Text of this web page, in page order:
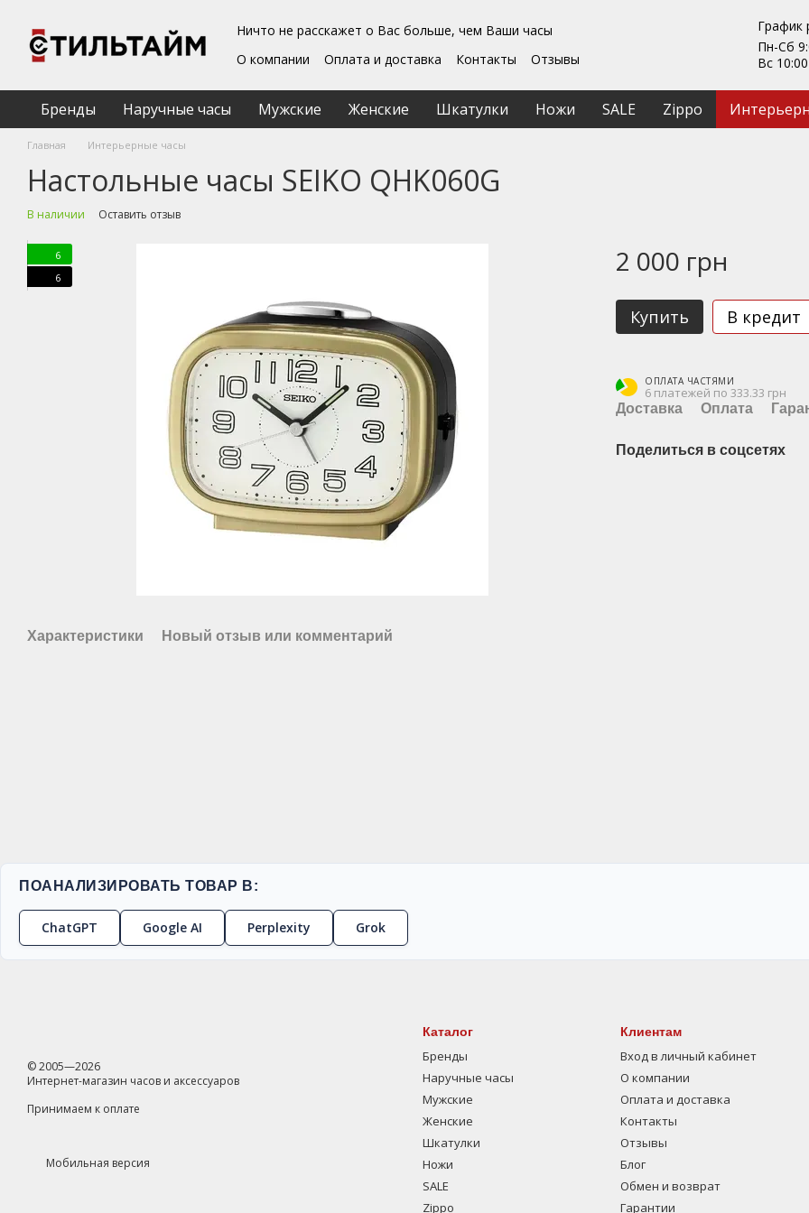
Ничто не расскажет о Вас больше, чем Ваши часы
О компании
Оплата и доставка Контакты
Отзывы
Пользовательское соглашение
График
Пн-Сб
Вс
Бренды Наручные часы Мужские Женские Шкатулки Ножи SALE Zippo
Главная Интерьерные часы
Настольные часы SEIKO QHK060G
В наличии Оставить отзыв
6
6
Характеристики Новый отзыв или комментарий
2 000 грн
Купить В кредит
ОПЛАТА ЧАСТЯМИ
6 платежей по 333.33 грн
Доставка Оплата
Поделиться в соцсетях
ПОАНАЛИЗИРОВАТЬ ТОВАР В:
ChatGPT Google AI Perplexity Grok
© 2005—2026
Интернет-магазин часов и аксессуаров
Принимаем к оплате
Мобильная версия
Каталог
Бренды
Наручные часы
Мужские
Женские
Шкатулки
Ножи
SALE
Zippo
Клиентам
Вход в личный кабинет
О компании
Оплата и доставка
Контакты
Отзывы
Блог
Обмен и возврат
Гарантии